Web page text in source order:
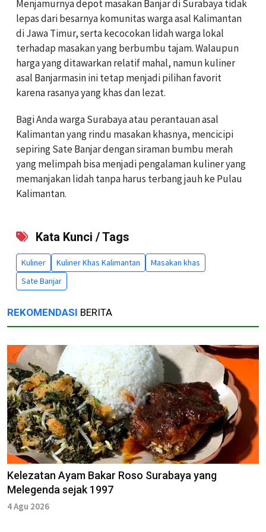
Menjamurnya depot masakan Banjar di Surabaya tidak
lepas dari besarnya komunitas warga asal Kalimantan
di Jawa Timur, serta kecocokan lidah warga lokal
terhadap masakan yang berbumbu tajam. Walaupun
harga yang ditawarkan relatif mahal, namun kuliner
asal Banjarmasin ini tetap menjadi pilihan favorit
karena rasanya yang khas dan lezat.
Bagi Anda warga Surabaya atau perantauan asal
Kalimantan yang rindu masakan khasnya, mencicipi
sepiring Sate Banjar dengan siraman bumbu merah
yang melimpah bisa menjadi pengalaman kuliner yang
memanjakan lidah tanpa harus terbang jauh ke Pulau
Kalimantan.
Kata Kunci / Tags
Kuliner Kuliner Khas Kalimantan
Masakan khas
Sate Banjar
REKOMENDASI BERITA
Kelezatan Ayam Bakar Roso Surabaya yang
Melegenda sejak 1997
4 Agu 2026